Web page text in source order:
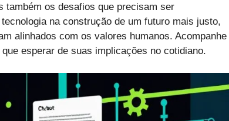
também os desafios que precisam ser
na construção de um futuro mais justo,
alinhados com os valores humanos. Acompanhe
esperar de suas implicações no cotidiano.